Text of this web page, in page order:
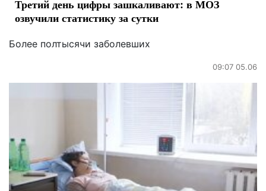
Третий день цифры зашкаливают: в МОЗ
озвучили статистику за сутки
Более полтысячи заболевших
09:07 05.06